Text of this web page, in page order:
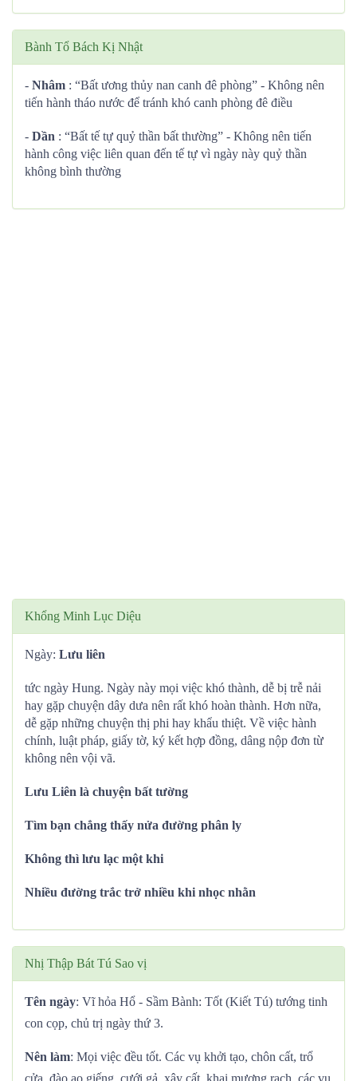
Bành Tổ Bách Kị Nhật
- Nhâm : “Bất ương thủy nan canh đê phòng” - Không nên
tiến hành tháo nước để tránh khó canh phòng đê điều
- Dần : “Bất tế tự quỷ thần bất thường” - Không nên tiến
hành công việc liên quan đến tế tự vì ngày này quỷ thần
không bình thường
Khổng Minh Lục Diệu
Ngày: Lưu liên
tức ngày Hung. Ngày này mọi việc khó thành, dễ bị trễ nải
hay gặp chuyện dây dưa nên rất khó hoàn thành. Hơn nữa,
dễ gặp những chuyện thị phi hay khẩu thiệt. Về việc hành
chính, luật pháp, giấy tờ, ký kết hợp đồng, dâng nộp đơn từ
không nên vội vã.
Lưu Liên là chuyện bất tường
Tìm bạn chẳng thấy nửa đường phân ly
Không thì lưu lạc một khi
Nhiều đường trắc trở nhiều khi nhọc nhằn
Nhị Thập Bát Tú Sao vị
Tên ngày: Vĩ hỏa Hổ - Sầm Bành: Tốt (Kiết Tú) tướng tinh
con cọp, chủ trị ngày thứ 3.
Nên làm: Mọi việc đều tốt. Các vụ khởi tạo, chôn cất, trổ
cửa, đào ao giếng, cưới gả, xây cất, khai mương rạch, các vụ